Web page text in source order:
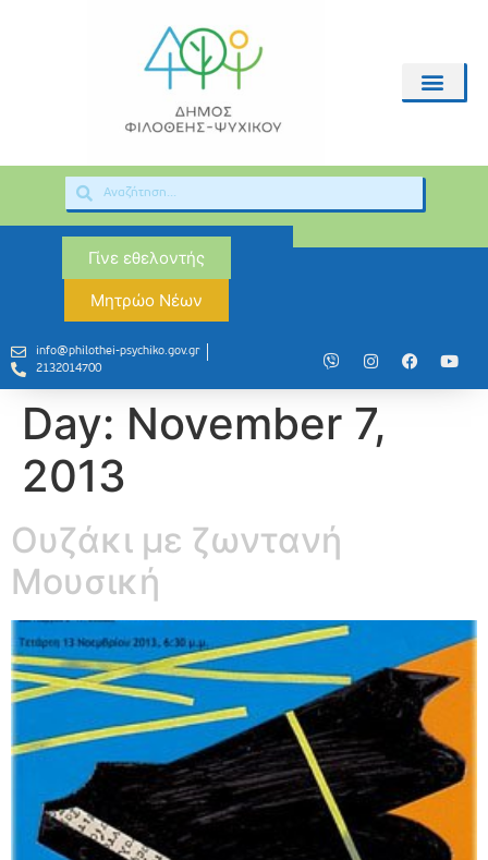
Γίνε εθελοντής
Μητρώο Νέων
info@philothei-psychiko.gov.gr
2132014700
Day: November 7,
2013
Ουζάκι με ζωντανή
Μουσική